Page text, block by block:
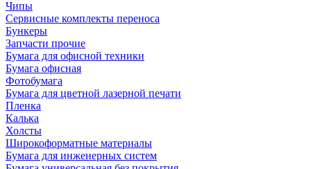
Чипы
Сервисные комплекты переноса
Бункеры
Запчасти прочие
Бумага для офисной техники
Бумага офисная
Фотобумага
Бумага для цветной лазерной печати
Пленка
Калька
Холсты
Широкоформатные материалы
Бумага для инженерных систем